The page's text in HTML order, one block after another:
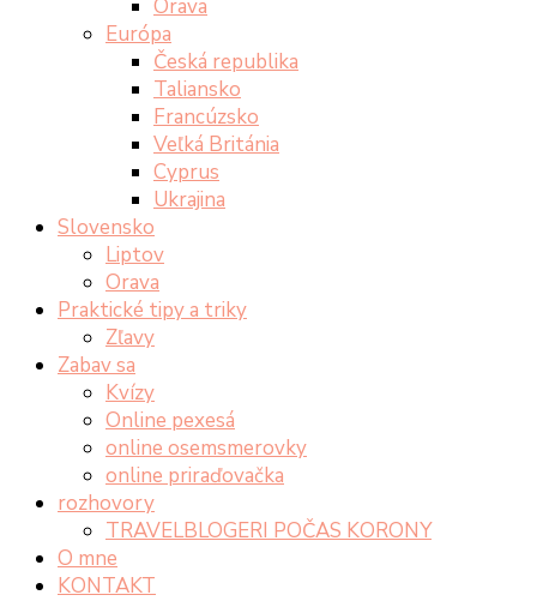
Orava
Európa
Česká republika
Taliansko
Francúzsko
Veľká Británia
Cyprus
Ukrajina
Slovensko
Liptov
Orava
Praktické tipy a triky
Zľavy
Zabav sa
Kvízy
Online pexesá
online osemsmerovky
online priraďovačka
rozhovory
TRAVELBLOGERI POČAS KORONY
O mne
KONTAKT